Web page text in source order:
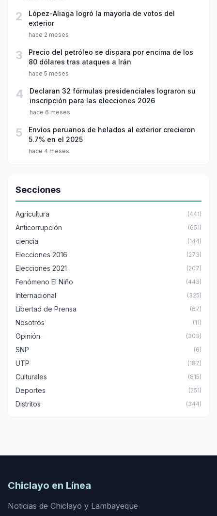
2
López-Aliaga logró la mayoría de votos del
exterior
hace 2 meses
3
Precio del petróleo se dispara por encima de los
80 dólares tras ataques a Irán
hace 5 meses
4
Declaran 32 fórmulas presidenciales lograron su
inscripción para las elecciones 2026
hace 6 meses
5
Envíos peruanos de helados al exterior crecieron
5.7% en el 2025
hace 4 meses
Secciones
Agricultura (441)
Anticorrupción (651)
ciencia (144)
Elecciones 2016 (273)
Elecciones 2021 (207)
Fenómeno El Niño (443)
Internacional (325)
Libertad de Prensa (67)
Nosotros (11)
Opinión (303)
SNP (6)
UTP (187)
Culturales (815)
Deportes (251)
Distritos (344)
Chiclayo en Línea
Noticias de Chiclayo y Lambayeque